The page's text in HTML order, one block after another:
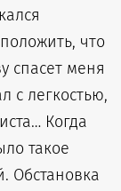
что
спасет меня
с легкостью,
Когда
такое
Обстановка